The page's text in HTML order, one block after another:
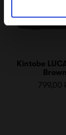
Kintobe
Brown
799,00